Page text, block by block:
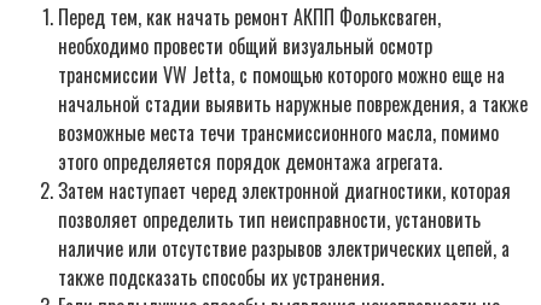
Перед тем, как начать ремонт АКПП Фольксваген,
необходимо провести общий визуальный осмотр
трансмиссии VW Jetta, с помощью которого можно еще на
начальной стадии выявить наружные повреждения, а также
возможные места течи трансмиссионного масла, помимо
этого определяется порядок демонтажа агрегата.
Затем наступает черед электронной диагностики, которая
позволяет определить тип неисправности, установить
наличие или отсутствие разрывов электрических цепей, а
также подсказать способы их устранения.